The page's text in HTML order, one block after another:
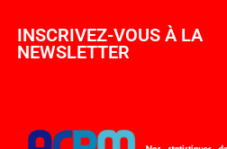
INSCRIVEZ-VOUS À LA
NEWSLETTER